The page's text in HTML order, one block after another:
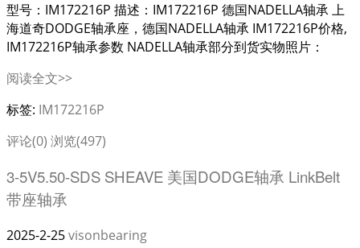
型号：IM172216P 描述：IM172216P 德国NADELLA轴承 上
海道奇DODGE轴承座，德国NADELLA轴承 IM172216P价格,
IM172216P轴承参数 NADELLA轴承部分到货实物照片：
阅读全文>>
标签: IM172216P
评论(0) 浏览(497)
3-5V5.50-SDS SHEAVE 美国DODGE轴承 LinkBelt
带座轴承
2025-2-25visonbearing